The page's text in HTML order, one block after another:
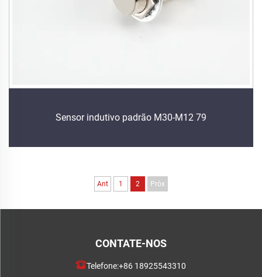
Sensor indutivo padrão M30-M12 79
Ant 1 2 Próx
CONTATE-NOS
Telefone:+86 18925543310